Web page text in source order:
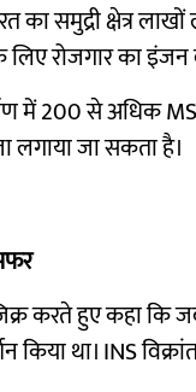
समुद्री क्षेत्र लाखों
रोजगार का इंजन
में 200 से अधिक
लगाया जा सकता है।
करते हुए कहा कि
किया था। INS